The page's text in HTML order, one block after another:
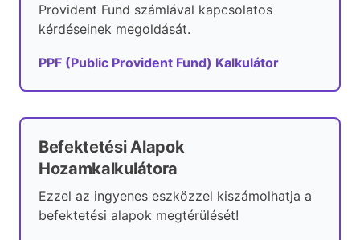
Provident Fund számlával kapcsolatos
kérdéseinek megoldását.
PPF (Public Provident Fund) Kalkulátor
Befektetési Alapok
Hozamkalkulátora
Ezzel az ingyenes eszközzel kiszámolhatja a
befektetési alapok megtérülését!